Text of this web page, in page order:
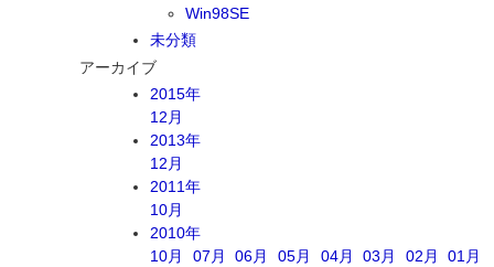
Win98SE
未分類
アーカイブ
2015年
12月
2013年
12月
2011年
10月
2010年
10月
07月 06月 05月 04月 03月 02月
01月